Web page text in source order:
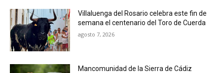
Villaluenga del Rosario celebra este fin de
semana el centenario del Toro de Cuerda
agosto 7, 2026
Mancomunidad de la Sierra de Cádiz